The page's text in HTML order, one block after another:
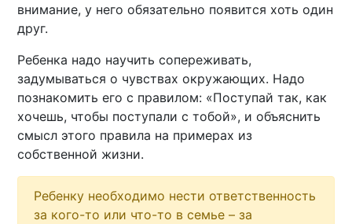
внимание, у него обязательно появится хоть один
друг.
Ребенка надо научить сопереживать,
задумываться о чувствах окружающих. Надо
познакомить его с правилом: «Поступай так, как
хочешь, чтобы поступали с тобой», и объяснить
смысл этого правила на примерах из
собственной жизни.
Ребенку необходимо нести ответственность
за кого-то или что-то в семье – за